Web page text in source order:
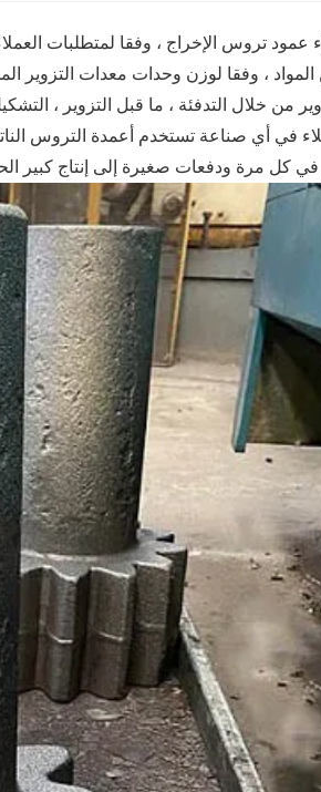
من خلال التدفئة ، ما قبل التزوير ،
في أي صناعة تستخدم أعمدة التروس
في كل مرة ودفعات صغيرة إلى إنتاج كبير